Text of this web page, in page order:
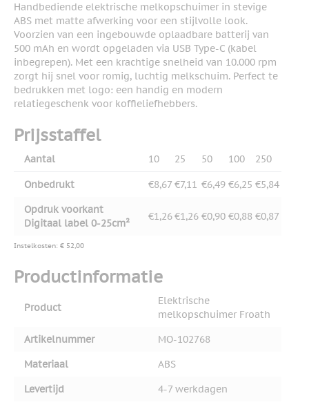
Handbediende elektrische melkopschuimer in stevige
ABS met matte afwerking voor een stijlvolle look.
Voorzien van een ingebouwde oplaadbare batterij van
500 mAh en wordt opgeladen via USB Type-C (kabel
inbegrepen). Met een krachtige snelheid van 10.000 rpm
zorgt hij snel voor romig, luchtig melkschuim. Perfect te
bedrukken met logo: een handig en modern
relatiegeschenk voor koffieliefhebbers.
Prijsstaffel
Aantal 10 25 50 100 250
Onbedrukt €8,67 €7,11 €6,49 €6,25 €5,84
Opdruk voorkant
Digitaal label 0-25cm²
€1,26€1,26 €0,90 €0,88 €0,87
Instelkosten: € 52,00
Productinformatie
Product
Elektrische
melkopschuimer Froath
Artikelnummer
MO-102768
Materiaal
ABS
Levertijd
4-7 werkdagen